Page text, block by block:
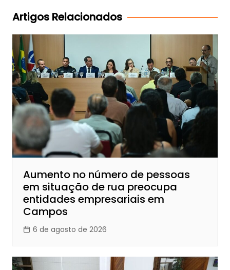
Post
Artigos Relacionados
Aumento no número de pessoas
em situação de rua preocupa
entidades empresariais em
Campos
6 de agosto de 2026